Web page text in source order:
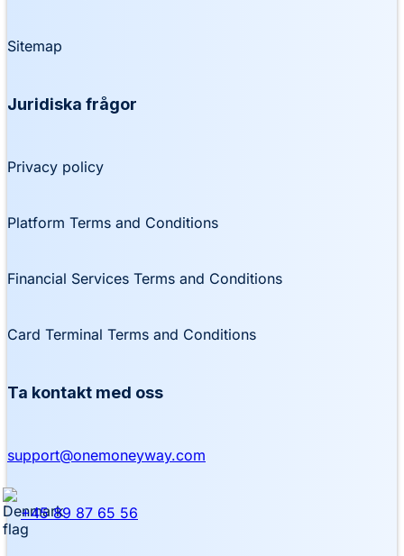
Sitemap
Juridiska frågor
Privacy policy
Platform Terms and Conditions
Financial Services Terms and Conditions
Card Terminal Terms and Conditions
Ta kontakt med oss
support@onemoneyway.com
+45 89 87 65 56